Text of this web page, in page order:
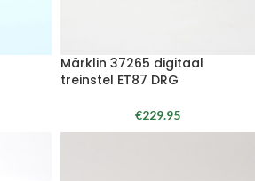
Märklin 37265 digitaal
treinstel ET87 DRG
€229.95